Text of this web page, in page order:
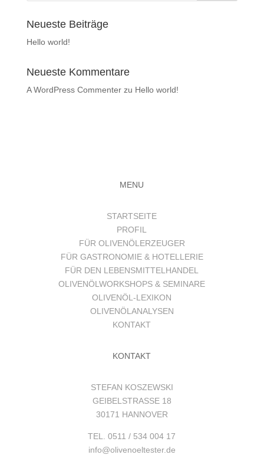
Neueste Beiträge
Hello world!
Neueste Kommentare
A WordPress Commenterzu Hello world!
MENU
STARTSEITE
PROFIL
FÜR OLIVENÖLERZEUGER
FÜR GASTRONOMIE & HOTELLERIE
FÜR DEN LEBENSMITTELHANDEL
OLIVENÖLWORKSHOPS & SEMINARE
OLIVENÖL-LEXIKON
OLIVENÖLANALYSEN
KONTAKT
KONTAKT
STEFAN KOSZEWSKI
GEIBELSTRASSE 18
30171 HANNOVER
TEL. 0511 / 534 004 17
info@olivenoeltester.de